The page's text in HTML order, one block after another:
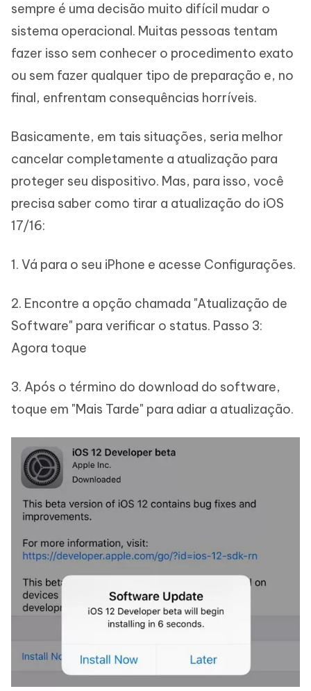
sempre é uma decisão muito difícil mudar o
sistema operacional. Muitas pessoas tentam
fazer isso sem conhecer o procedimento exato
ou sem fazer qualquer tipo de preparação e, no
final, enfrentam consequências horríveis.
Basicamente, em tais situações, seria melhor
cancelar completamente a atualização para
proteger seu dispositivo. Mas, para isso, você
precisa saber como tirar a atualização do iOS
17/16:
1. Vá para o seu iPhone e acesse Configurações.
2. Encontre a opção chamada "Atualização de
Software" para verificar o status. Passo 3:
Agora toque
3. Após o término do download do software,
toque em "Mais Tarde" para adiar a atualização.